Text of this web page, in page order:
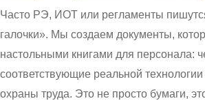
Часто РЭ, ИОТ или регламенты
галочки». Мы создаем документы,
настольными книгами для персонала:
соответствующие реальной
охраны труда. Это не просто бумаги,